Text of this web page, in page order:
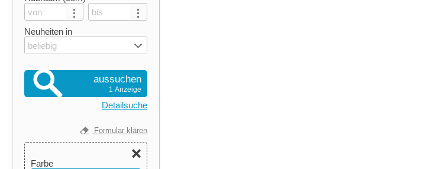
Neuheiten in
beliebig
aussuchen
1 Anzeige
Detailsuche
Formular klären
Farbe